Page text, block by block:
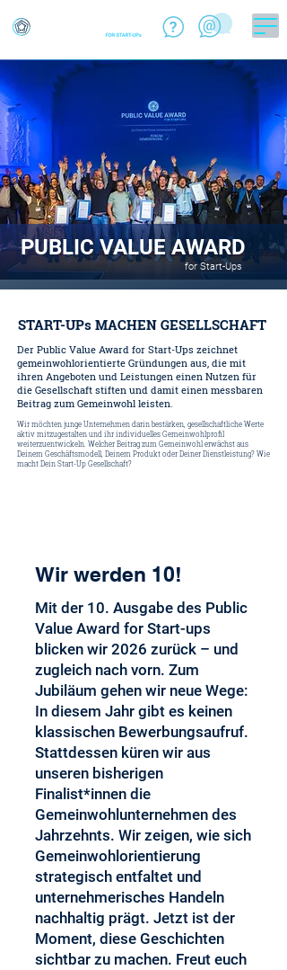
PUBLIC VALUE AWARD
for Start-Ups
START-UPs MACHEN GESELLSCHAFT
Der Public Value Award for Start-Ups zeichnet
gemeinwohlorientierte Gründungen aus, die mit
ihren Angeboten und Leistungen einen Nutzen für
die Gesellschaft stiften und damit einen messbaren
Beitrag zum Gemeinwohl leisten.
Wir möchten junge Unternehmen darin bestärken, gesellschaftliche Werte
aktiv mitzugestalten und ihr individuelles Gemeinwohlprofil
weiterzuentwickeln. ​Welcher Beitrag zum Gemeinwohl erwächst aus
Deinem Geschäftsmodell, Deinem Produkt oder Deiner Dienstleistung? Wie
macht Dein Start-Up Gesellschaft?
Wir werden 10!
Mit der 10. Ausgabe des Public
Value Award for Start-ups
blicken wir 2026 zurück – und
zugleich nach vorn. Zum
Jubiläum gehen wir neue Wege:
In diesem Jahr gibt es keinen
klassischen Bewerbungsaufruf.
Stattdessen küren wir aus
unseren bisherigen
Finalist*innen die
Gemeinwohlunternehmen des
Jahrzehnts. Wir zeigen, wie sich
Gemeinwohlorientierung
strategisch entfaltet und
unternehmerisches Handeln
nachhaltig prägt. Jetzt ist der
Moment, diese Geschichten
sichtbar zu machen. Freut euch